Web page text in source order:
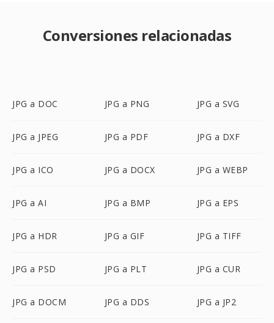
Conversiones relacionadas
JPG a DOC JPG a PNG JPG a SVG
JPG a JPEG JPG a PDF JPG a DXF
JPG a ICO JPG a DOCX JPG a WEBP
JPG a AI JPG a BMP JPG a EPS
JPG a HDR JPG a GIF JPG a TIFF
JPG a PSD JPG a PLT JPG a CUR
JPG a DOCM JPG a DDS JPG a JP2